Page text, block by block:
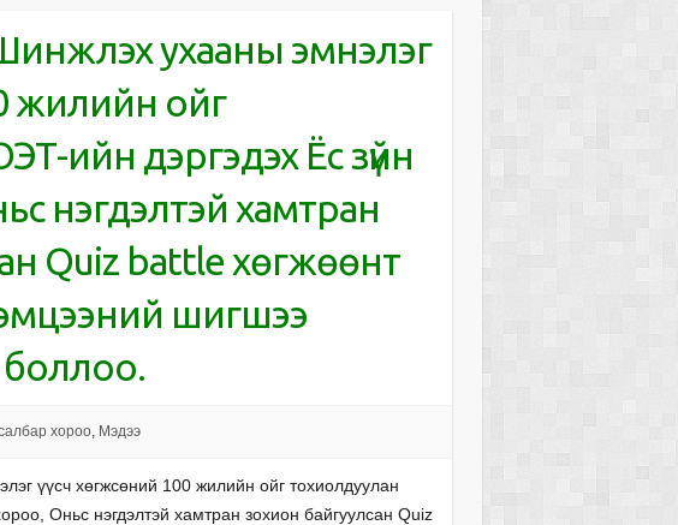
ухааны эмнэлэг
жилийн ойг
ийн дэргэдэх Ёс зүйн
нэгдэлтэй хамтран
Quiz battle хөгжөөнт
шигшээ
хороо, Мэдээ
үүсч хөгжсөний 100 жилийн ойг тохиолдуулан
Оньс нэгдэлтэй хамтран зохион байгуулсан Quiz